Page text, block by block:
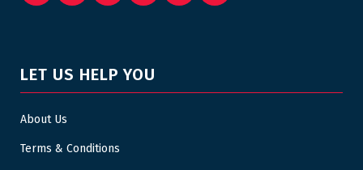
LET US HELP YOU
About Us
Terms & Conditions